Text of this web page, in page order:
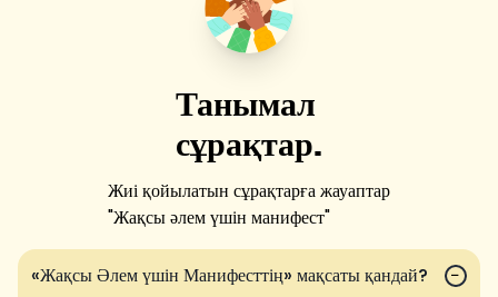
Танымал
сұрақтар.
Жиі қойылатын сұрақтарға жауаптар
"Жақсы әлем үшін манифест"
«Жақсы Әлем үшін Манифесттің» мақсаты қандай?
−